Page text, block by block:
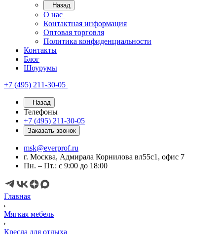
Назад
О нас
Контактная информация
Оптовая торговля
Политика конфиденциальности
Контакты
Блог
Шоурумы
+7 (495) 211-30-05
Назад
Телефоны
+7 (495) 211-30-05
Заказать звонок
msk@everprof.ru
г. Москва, Адмирала Корнилова вл55с1, офис 7
Пн. – Пт.: с 9:00 до 18:00
Главная
Мягкая мебель
Кресла для отдыха